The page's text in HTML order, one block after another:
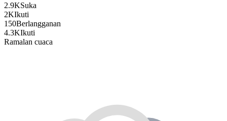
2.9KSuka
2KIkuti
150Berlangganan
4.3KIkuti
Ramalan cuaca